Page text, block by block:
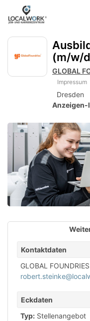
Accessibility
Modus
zur
(m/w/
GLOBAL
Impressum
Dresden
Anzeigen-
Kontaktdaten
GLOBAL
Eckdaten
Typ: Stellenangebot